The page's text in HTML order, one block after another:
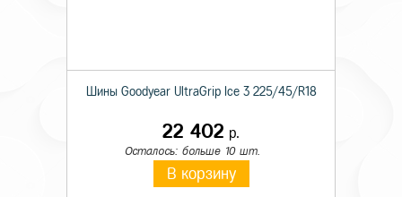
Шины Goodyear UltraGrip Ice 3 225/45/R18
22 402 р.
Осталось: больше 10 шт.
В корзину